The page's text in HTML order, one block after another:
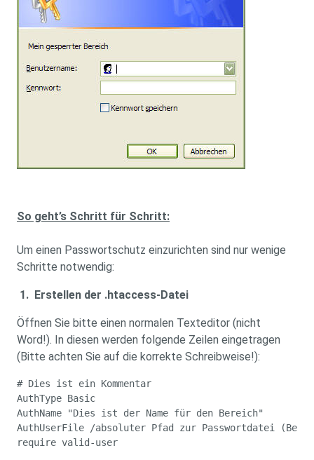
So geht’s Schritt für Schritt:
Um einen Passwortschutz einzurichten sind nur wenige
Schritte notwendig:
1. Erstellen der .htaccess-Datei
Öffnen Sie bitte einen normalen Texteditor (nicht
Word!). In diesen werden folgende Zeilen eingetragen
(Bitte achten Sie auf die korrekte Schreibweise!):
# Dies ist ein Kommentar
AuthType Basic
AuthName "Dies ist der Name für den Bereich"
AuthUserFile /absoluter Pfad zur Passwortdatei
require valid-user